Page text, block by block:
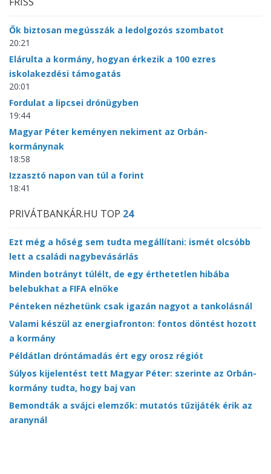
Ők biztosan megússzák a ledolgozós szombatot
20:21
Elárulta a kormány, hogyan érkezik a 100 ezres
iskolakezdési támogatás
20:01
Fordulat a lipcsei drónügyben
19:44
Magyar Péter keményen nekiment az Orbán-
kormánynak
18:58
Izzasztó napon van túl a forint
18:41
PRIVÁTBANKÁR.HU TOP 24
Ezt még a hőség sem tudta megállítani: ismét olcsóbb
lett a családi nagybevásárlás
Minden botrányt túlélt, de egy érthetetlen hibába
belebukhat a FIFA elnöke
Pénteken nézhetünk csak igazán nagyot a tankolásnál
Valami készül az energiafronton: fontos döntést hozott
a kormány
Példátlan dróntámadás ért egy orosz régiót
Súlyos kijelentést tett Magyar Péter: szerinte az Orbán-
kormány tudta, hogy baj van
Bemondták a svájci elemzők: mutatós tűzijáték érik az
aranynál